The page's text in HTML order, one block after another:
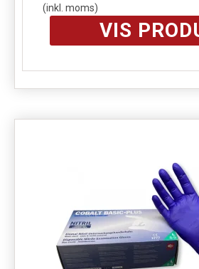
(inkl. moms)
VIS